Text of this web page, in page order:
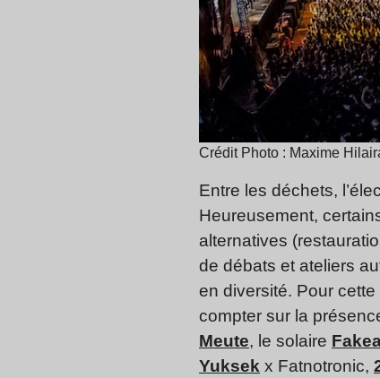
Crédit Photo : Maxime
Entre les déchets,
Heureusement,
alternatives
de débats et ateliers
en diversité. Pour
compter sur la
Meute, le solaire
Yuksek x Fatnotronic,